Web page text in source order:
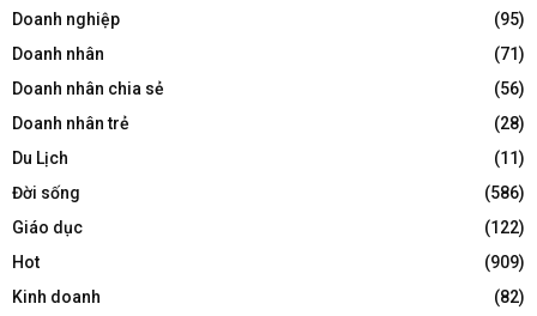
Doanh nghiệp
(95)
Doanh nhân
(71)
Doanh nhân chia sẻ
(56)
Doanh nhân trẻ
(28)
Du Lịch
(11)
Đời sống
(586)
Giáo dục
(122)
Hot
(909)
Kinh doanh
(82)